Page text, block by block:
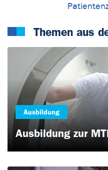
Themen aus
Ausbildung
Ausbildung zur